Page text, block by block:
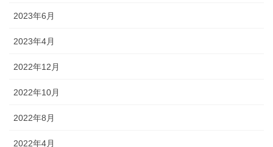
2023年6月
2023年4月
2022年12月
2022年10月
2022年8月
2022年4月